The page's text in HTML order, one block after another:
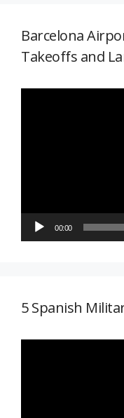
Barcelona
Takeoffs and
00:00
5 Spanish